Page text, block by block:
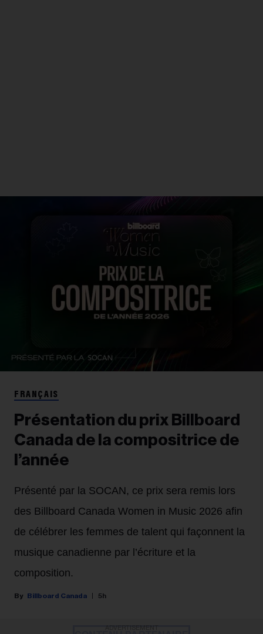
FRANÇAIS
Présentation du prix Billboard
Canada de la compositrice de
l’année
Présenté par la SOCAN, ce prix sera remis lors
des Billboard Canada Women in Music 2026 afin
de célébrer les femmes de talent qui façonnent la
musique canadienne par l’écriture et la
composition.
Billboard Canada 5h